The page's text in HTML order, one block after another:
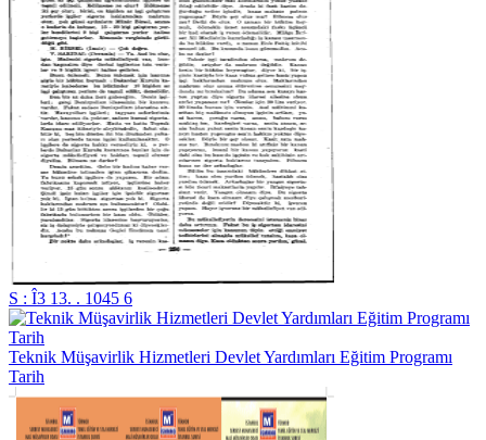
S : Î3 13. . 1045 6
Teknik Müşavirlik Hizmetleri Devlet Yardımları Eğitim Programı
Tarih